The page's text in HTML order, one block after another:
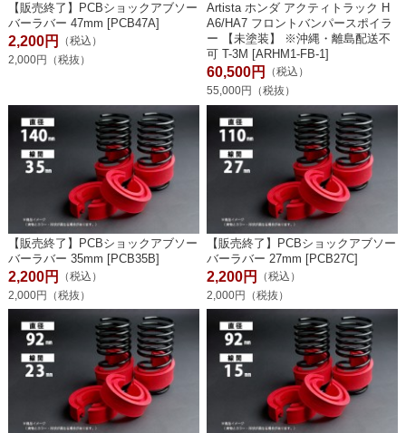
【販売終了】PCBショックアブソー
バーラバー 47mm [PCB47A]
2,200円
（税込）
2,000円（税抜）
Artista ホンダ アクティトラック H
A6/HA7 フロントバンパースポイラ
ー 【未塗装】 ※沖縄・離島配送不
可 T-3M [ARHM1-FB-1]
60,500円
（税込）
55,000円（税抜）
【販売終了】PCBショックアブソー
バーラバー 35mm [PCB35B]
2,200円
（税込）
2,000円（税抜）
【販売終了】PCBショックアブソー
バーラバー 27mm [PCB27C]
2,200円
（税込）
2,000円（税抜）